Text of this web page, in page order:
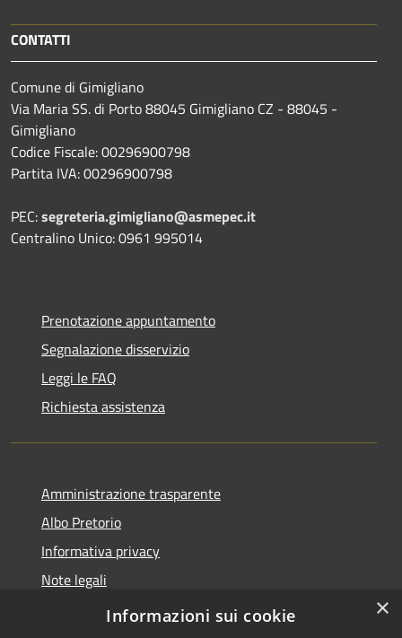
CONTATTI
Comune di Gimigliano
Via Maria SS. di Porto 88045 Gimigliano CZ - 88045 -
Gimigliano
Codice Fiscale: 00296900798
Partita IVA: 00296900798
PEC:segreteria.gimigliano@asmepec.it
Centralino Unico: 0961 995014
Prenotazione appuntamento
Segnalazione disservizio
Leggi le FAQ
Richiesta assistenza
Amministrazione trasparente
Albo Pretorio
Informativa privacy
Note legali
Dichiarazione di accessibilità
×
Informazioni sui cookie